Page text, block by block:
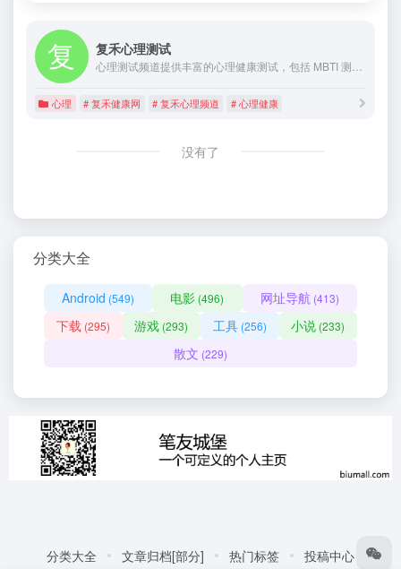
复禾心理测试
心理 # 复禾健康网 # 复禾心理频道 # 心理健康
没有了
分类大全
Android (549) 电影 (496) 网址导航 (413)
下载 (295) 游戏 (293) 工具(256) 小说 (233)
散文 (229)
分类大全 文章归档[部分] 热门标签 投稿中心